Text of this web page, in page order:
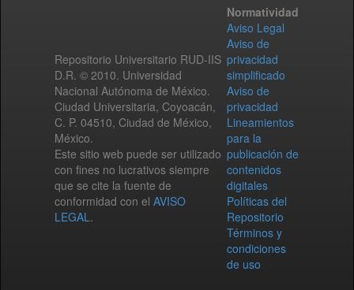
Repositorio Universitario RUD-IIS
D.R. © 2010. Universidad
Nacional Autónoma de México.
Ciudad Universitaria, Coyoacán,
C. P. 04510, Ciudad de México,
México.
Este sitio web puede ser utilizado
con fines no lucrativos siempre
que se cite la fuente de
conformidad con el AVISO
LEGAL.
Normatividad
Aviso Legal
Aviso de
privacidad
simplificado
Aviso de
privacidad
Lineamientos
para la
publicación de
contenidos
digitales
Políticas del
Repositorio
Términos y
condiciones
de uso